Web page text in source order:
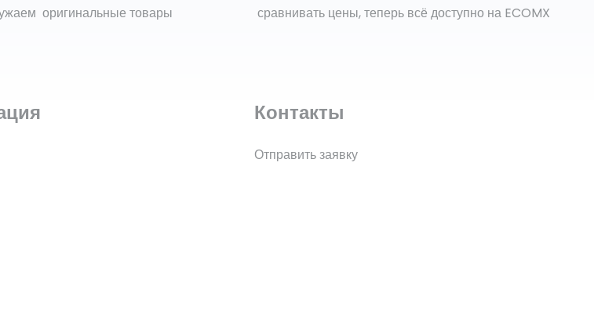
оригинальные товары
сравнивать цены, теперь всё доступно на ECOMX
Контакты
Отправить заявку